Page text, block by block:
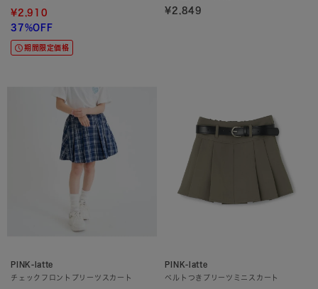
¥2,910
37%OFF
期間限定価格
¥2,849
PINK-latte
チェックフロントプリーツスカート
PINK-latte
ベルトつきプリーツミニスカート